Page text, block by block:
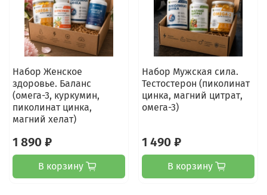
Набор Женское
здоровье. Баланс
(омега-3, куркумин,
пиколинат цинка,
магний хелат)
1 890 ₽
В корзину
Набор Мужская сила.
Тестостерон (пиколинат
цинка, магний цитрат,
омега-3)
1 490 ₽
В корзину